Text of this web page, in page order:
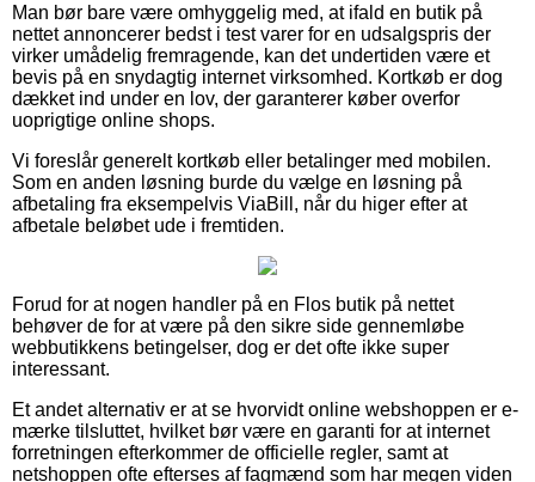
Man bør bare være omhyggelig med, at ifald en butik på
nettet annoncerer bedst i test varer for en udsalgspris der
virker umådelig fremragende, kan det undertiden være et
bevis på en snydagtig internet virksomhed. Kortkøb er dog
dækket ind under en lov, der garanterer køber overfor
uoprigtige online shops.
Vi foreslår generelt kortkøb eller betalinger med mobilen.
Som en anden løsning burde du vælge en løsning på
afbetaling fra eksempelvis ViaBill, når du higer efter at
afbetale beløbet ude i fremtiden.
Forud for at nogen handler på en Flos butik på nettet
behøver de for at være på den sikre side gennemløbe
webbutikkens betingelser, dog er det ofte ikke super
interessant.
Et andet alternativ er at se hvorvidt online webshoppen er e-
mærke tilsluttet, hvilket bør være en garanti for at internet
forretningen efterkommer de officielle regler, samt at
netshoppen ofte efterses af fagmænd som har megen viden